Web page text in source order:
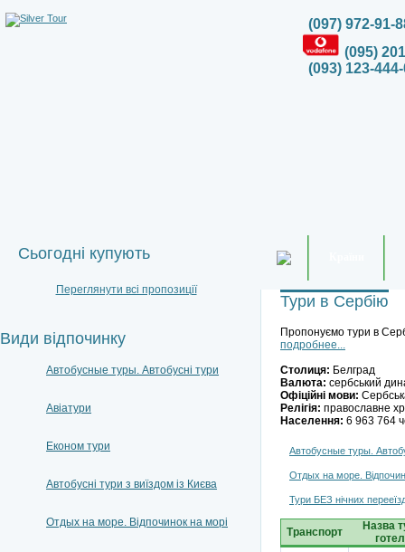
(097) 972-91-
(095)
(093) 123-
Тури в Сербію
Пропонуємо тури в
подробнее...
Столиця: Белград
Валюта: сербський
Офіційні мови:
Релігія: православне
Населення: 6 963 764
Автобусные туры.
Отдых на море.
Тури БЕЗ нічних
Транспорт
Назва
Сьогодні купують
Переглянути всі пропозиції
Види відпочинку
Автобусные туры. Автобусні тури
Авіатури
Економ тури
Автобусні тури з виїздом із Києва
Отдых на море. Відпочинок на морі